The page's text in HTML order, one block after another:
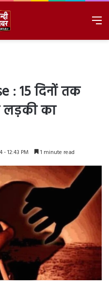
: 15 दिनों तक
लड़की का
- 12:43 PM 1 minute read